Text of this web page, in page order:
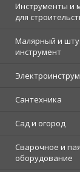
Инструменты и
для
Малярный и
инструмент
Сантехника
Сад и огород
Сварочное и
оборудование